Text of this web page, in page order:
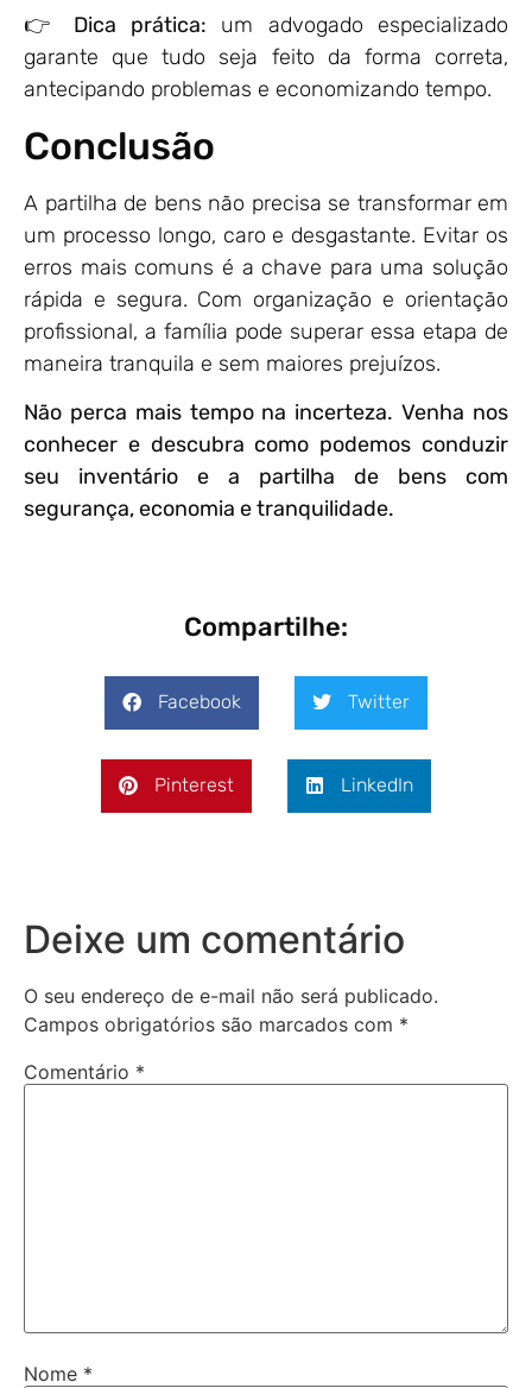
👉 Dica prática: um advogado especializado
garante que tudo seja feito da forma correta,
antecipando problemas e economizando tempo.
Conclusão
A partilha de bens não precisa se transformar em
um processo longo, caro e desgastante. Evitar os
erros mais comuns é a chave para uma solução
rápida e segura. Com organização e orientação
profissional, a família pode superar essa etapa de
maneira tranquila e sem maiores prejuízos.
Não perca mais tempo na incerteza. Venha nos
conhecer e descubra como podemos conduzir
seu inventário e a partilha de bens com
segurança, economia e tranquilidade.
Compartilhe:
Facebook Twitter
Pinterest LinkedIn
Deixe um comentário
O seu endereço de e-mail não será publicado.
Campos obrigatórios são marcados com *
Comentário *
Nome *